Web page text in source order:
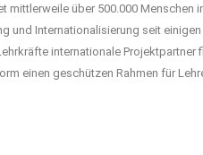
mittlerweile über 500.000 Menschen
und Internationalisierung seit
internationale Projektpartner
einen geschützen Rahmen für